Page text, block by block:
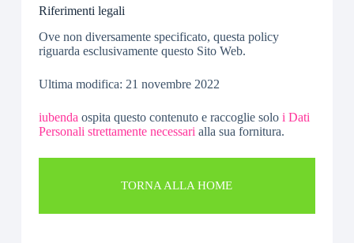
Riferimenti legali
Ove non diversamente specificato, questa policy
riguarda esclusivamente questo Sito Web.
Ultima modifica: 21 novembre 2022
iubenda ospita questo contenuto e raccoglie soloi Dati
Personali strettamente necessari alla sua fornitura.
TORNA ALLA HOME